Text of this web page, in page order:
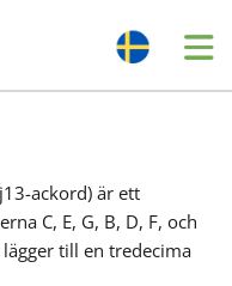
ackord) är ett
C, E, G, B, D, F, och
till en tredecima